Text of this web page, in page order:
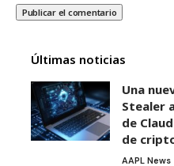
Últimas noticias
Una
Stealer
de
de
AAPL News